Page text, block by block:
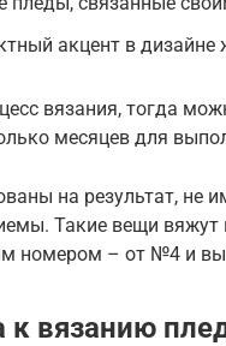
акцент в
вязания, тогда
месяцев для
на результат, не
Такие вещи вяжут
номером – от №4 и
к вязанию